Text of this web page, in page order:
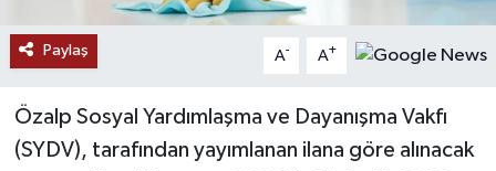
Paylaş A- A+
Özalp Sosyal Yardımlaşma ve Dayanışma Vakfı
(SYDV), tarafından yayımlanan ilana göre alınacak